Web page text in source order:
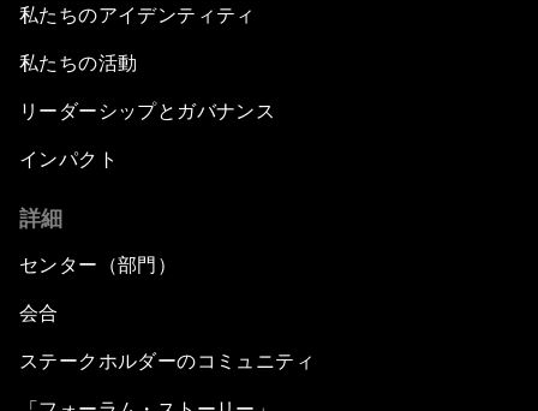
私たちのアイデンティティ
私たちの活動
リーダーシップとガバナンス
インパクト
詳細
センター（部門）
会合
ステークホルダーのコミュニティ